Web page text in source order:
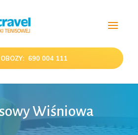
OBOZY: 690 004 111
Wiśniowa